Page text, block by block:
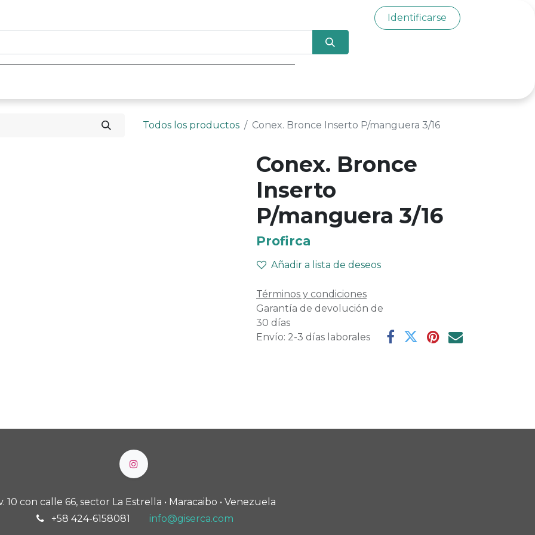
Identificarse
Todos los productos Conex. Bronce Inserto P/manguera 3/16
Conex. Bronce
Inserto
P/manguera 3/16
Profirca
Añadir a lista de deseos
Términos y condiciones
Garantía de devolución de
30 días
Envío: 2-3 días laborales
10 con calle 66, sector La Estrella • Maracaibo • Venezuela
+58 424-6158081
info@giserca.com